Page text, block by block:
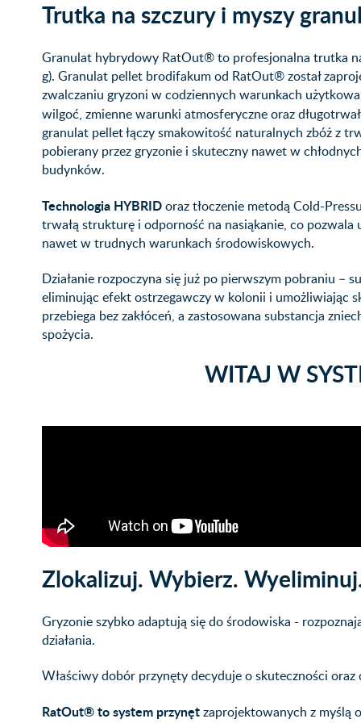
Trutka na szczury i myszy
Granulat hybrydowy RatOut® to profesjonalna trutka
g). Granulat pellet brodifakum od RatOut® został
zwalczaniu gryzoni w codziennych warunkach
wilgoć, zmienne warunki atmosferyczne oraz
granulat pellet łączy smakowitość naturalnych zbóż z
pobierany przez gryzonie i skuteczny nawet w
budynków.
Technologia HYBRIDoraz tłoczenie metodą Cold-
trwałą strukturę i odporność na nasiąkanie, co
nawet w trudnych warunkach środowiskowych.
Działanie rozpoczyna się już po pierwszym pobraniu –
eliminując efekt ostrzegawczy w kolonii i umożliwiając
przebiega bez zakłóceń, a zastosowana substancja
spożycia.
WITAJ W
Zlokalizuj. Wybierz.
Gryzonie szybko adaptują się do środowiska -
działania.
Właściwy dobór przynęty decyduje o skuteczności oraz
RatOut®to system przynętzaprojektowanych z myślą